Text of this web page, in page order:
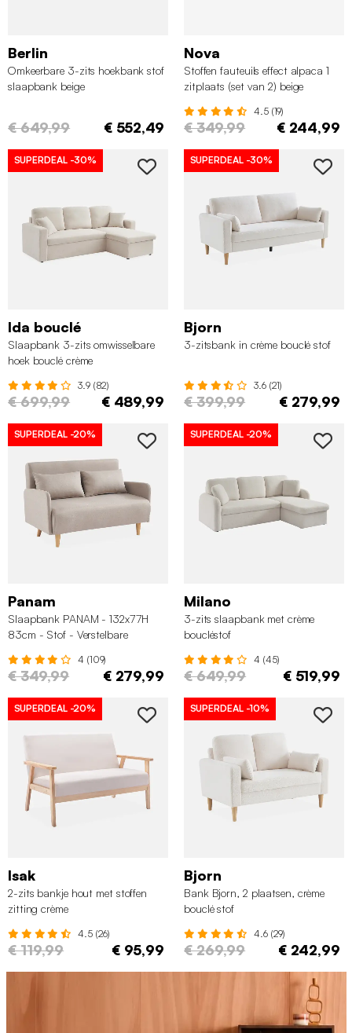
Berlin
Omkeerbare 3-zits hoekbank stof
slaapbank beige
€ 649,99 € 552,49
Nova
Stoffen fauteuils effect alpaca 1
zitplaats (set van 2) beige
4.5 (19)
€ 349,99 € 244,99
SUPERDEAL -30%
Ida bouclé
Slaapbank 3-zits omwisselbare
hoek bouclé crème
3.9 (82)
€ 699,99 € 489,99
SUPERDEAL -30%
Bjorn
3-zitsbank in crème bouclé stof
3.6 (21)
€ 399,99 € 279,99
SUPERDEAL -20%
Panam
Slaapbank PANAM - 132x77H
83cm - Stof - Verstelbare
4 (109)
€ 349,99 € 279,99
SUPERDEAL -20%
Milano
3-zits slaapbank met crème
boucléstof
4 (45)
€ 649,99 € 519,99
SUPERDEAL -20%
Isak
2-zits bankje hout met stoffen
zitting crème
4.5 (26)
€ 119,99 € 95,99
SUPERDEAL -10%
Bjorn
Bank Bjorn, 2 plaatsen, crème
bouclé stof
4.6 (29)
€ 269,99 € 242,99